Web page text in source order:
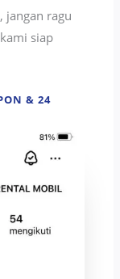
jangan ragu
siap
& 24